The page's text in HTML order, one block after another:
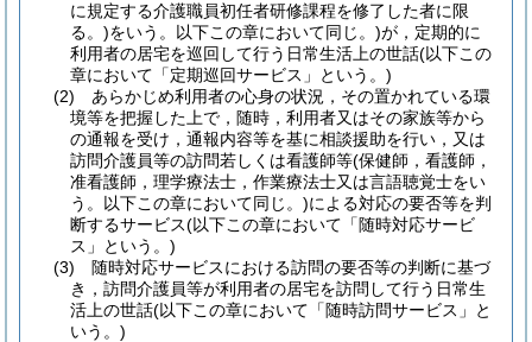
に規定する介護職員初任者研修課程を修了した者に限
る。)をいう。以下この章において同じ。)が，定期的に
利用者の居宅を巡回して行う日常生活上の世話(以下この
章において「定期巡回サービス」という。)
(2)
あらかじめ利用者の心身の状況，その置かれている環
境等を把握した上で，随時，利用者又はその家族等から
の通報を受け，通報内容等を基に相談援助を行い，又は
訪問介護員等の訪問若しくは看護師等(保健師，看護師，
准看護師，理学療法士，作業療法士又は言語聴覚士をい
う。以下この章において同じ。)による対応の要否等を判
断するサービス(以下この章において「随時対応サービ
ス」という。)
(3)
随時対応サービスにおける訪問の要否等の判断に基づ
き，訪問介護員等が利用者の居宅を訪問して行う日常生
活上の世話(以下この章において「随時訪問サービス」と
いう。)